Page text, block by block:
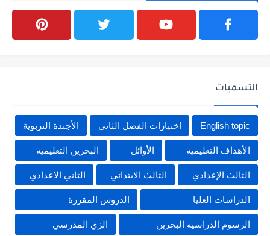
التسميات
English topic اختبارات الفصل الثاني الأجندة التربوية
الأهداف التعليمية الأوائل البحرين التعليمية
الثالث الإعدادي الثالث الابتدائي الثاني الاعدادي
الدراسات العليا الدروس المقررة
الرسوم الدراسية البحرين الزي المدرسي